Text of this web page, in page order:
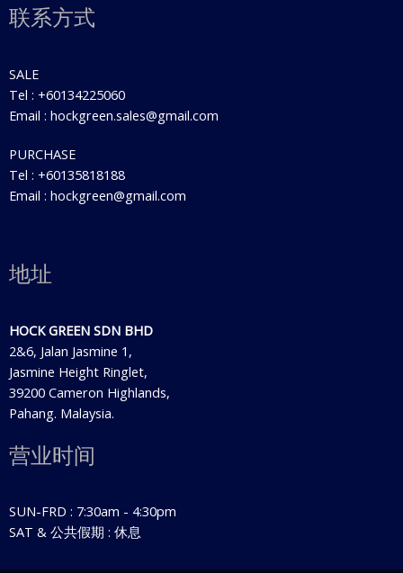
联系方式
SALE
Tel : +60134225060
Email : hockgreen.sales@gmail.com
PURCHASE
Tel : +60135818188
Email : hockgreen@gmail.com
地址
HOCK GREEN SDN BHD
2&6, Jalan Jasmine 1,
Jasmine Height Ringlet,
39200 Cameron Highlands,
Pahang. Malaysia.
营业时间
SUN-FRD : 7:30am - 4:30pm
SAT & 公共假期 : 休息